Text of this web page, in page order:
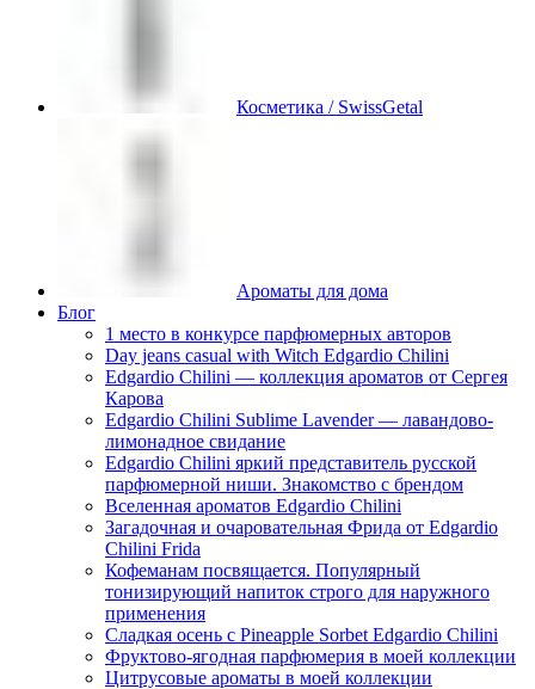
Косметика / SwissGetal
Ароматы для дома
Блог
1 место в конкурсе парфюмерных авторов
Day jeans casual with Witch Edgardio Chilini
Edgardio Chilini — коллекция ароматов от Сергея
Карова
Edgardio Chilini Sublime Lavender — лавандово-
лимонадное свидание
Edgardio Chilini яркий представитель русской
парфюмерной ниши. Знакомство с брендом
Вселенная ароматов Edgardio Chilini
Загадочная и очаровательная Фрида от Edgardio
Chilini Frida
Кофеманам посвящается. Популярный
тонизирующий напиток строго для наружного
применения
Сладкая осень с Pineapple Sorbet Edgardio Chilini
Фруктово-ягодная парфюмерия в моей коллекции
​Цитрусовые ароматы в моей коллекции